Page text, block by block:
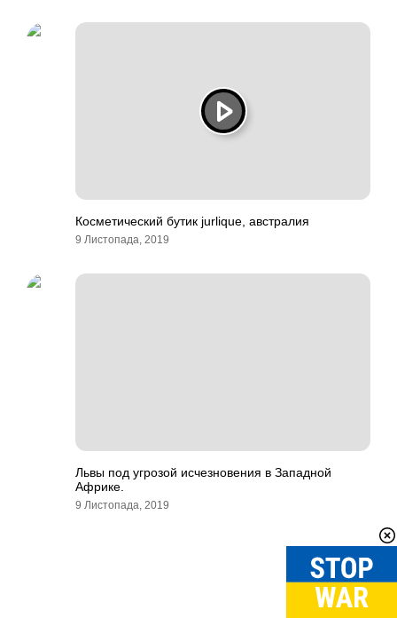
Косметический бутик jurlique, австралия
9 Листопада, 2019
Львы под угрозой исчезновения в Западной
Африке.
9 Листопада, 2019